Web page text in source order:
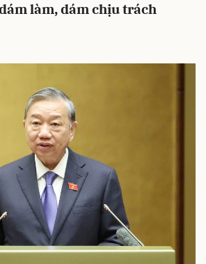
làm, dám chịu trách